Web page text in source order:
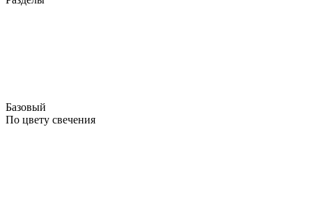
Базовый
По цвету свечения